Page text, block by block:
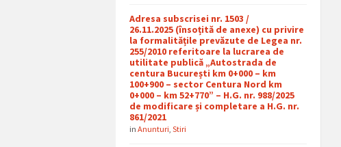
Adresa subscrisei nr. 1503 /
26.11.2025 (însoțită de anexe) cu privire
la formalitățile prevăzute de Legea nr.
255/2010 referitoare la lucrarea de
utilitate publică „Autostrada de
centura București km 0+000 – km
100+900 – sector Centura Nord km
0+000 – km 52+770” – H.G. nr. 988/2025
de modificare și completare a H.G. nr.
861/2021
inAnunturi ,Stiri